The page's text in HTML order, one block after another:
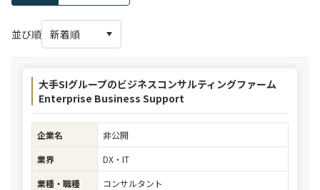
並び順
大手SIグループのビジネスコンサルティングファーム
Enterprise Business Support
企業名
非公開
業界
DX・IT
業種・職種
コンサルタント